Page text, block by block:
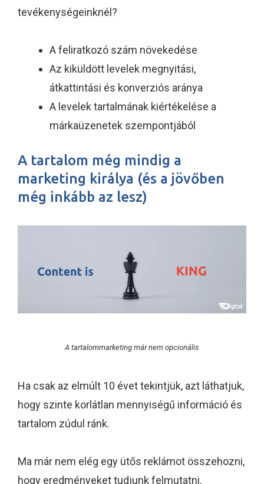
tevékenységeinknél?
A feliratkozó szám növekedése
Az kiküldött levelek megnyitási,
átkattintási és konverziós aránya
A levelek tartalmának kiértékelése a
márkaüzenetek szempontjából
A tartalom még mindig a
marketing királya (és a jövőben
még inkább az lesz)
A tartalommarketing már nem opcionális
Ha csak az elmúlt 10 évet tekintjük, azt láthatjuk,
hogy szinte korlátlan mennyiségű információ és
tartalom zúdul ránk.
Ma már nem elég egy ütős reklámot összehozni,
hogy eredményeket tudjunk felmutatni.